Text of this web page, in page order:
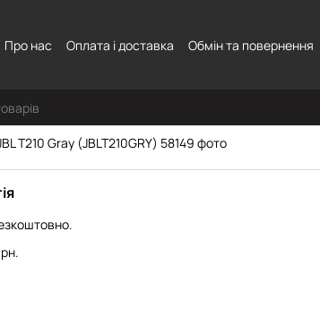
Про нас
Оплата і доставка Обмін та повернення